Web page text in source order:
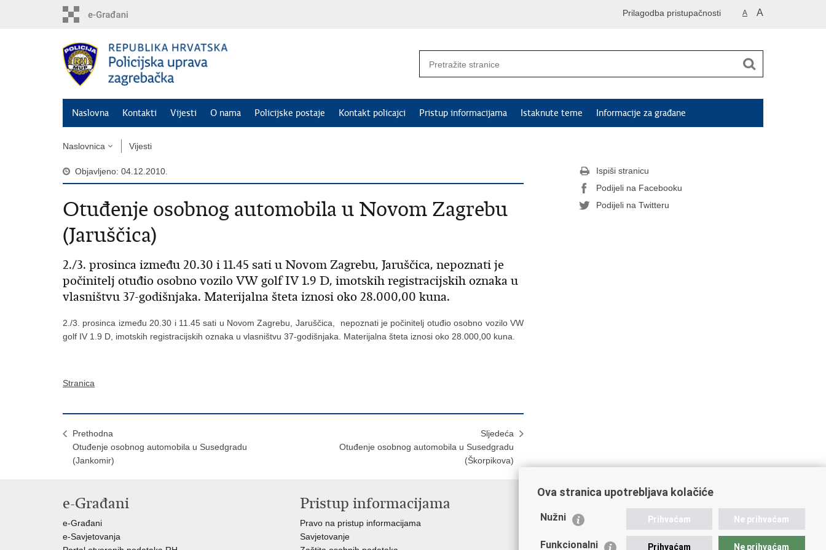
A A
Prilagodba pristupačnosti
Naslovna Kontakti Vijesti O nama Policijske postaje Kontakt policajci Pristup informacijama Istaknute teme Informacije za građane
Naslovnica Vijesti
Objavljeno: 04.12.2010.
Otuđenje osobnog automobila u Novom Zagrebu
(Jaruščica)
2./3. prosinca između 20.30 i 11.45 sati u Novom Zagrebu, Jaruščica, nepoznati je
počinitelj otuđio osobno vozilo VW golf IV 1.9 D, imotskih registracijskih oznaka u
vlasništvu 37-godišnjaka. Materijalna šteta iznosi oko 28.000,00 kuna.
2./3. prosinca između 20.30 i 11.45 sati u Novom Zagrebu, Jaruščica, nepoznati je počinitelj otuđio osobno vozilo VW
golf IV 1.9 D, imotskih registracijskih oznaka u vlasništvu 37-godišnjaka. Materijalna šteta iznosi oko 28.000,00 kuna.
Stranica
Prethodna
Otuđenje osobnog automobila u Susedgradu
(Jankomir)
Sljedeća
Otuđenje osobnog automobila u Susedgradu
(Škorpikova)
Ispiši stranicu
Podijeli na Facebooku
Podijeli na Twitteru
e-Građani
e-Građani
e-Savjetovanja
Pristup informacijama
Pravo na pristup informacijama
Savjetovanje
Važne poveznice
Ministarstvo unutarnjih poslova
Ova stranica upotrebljava kolačiće
Nužni Prihvaćam Ne prihvaćam
Funkcionalni Prihvaćam Ne prihvaćam